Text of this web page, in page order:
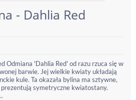
- Dahlia Red
Odmiana 'Dahlia Red' od razu rzuca się w
barwie. Jej wielkie kwiaty układają
kule. Ta okazała bylina ma sztywne,
symetryczne kwiatostany.